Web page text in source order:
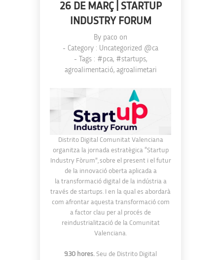
26 DE MARÇ | STARTUP
INDUSTRY FORUM
By paco on
- Category : Uncategorized @ca
- Tags : #pca, #startups,
agroalimentació, agroalimetari
Distrito Digital Comunitat Valenciana
organitza la jornada estratègica “Startup
Industry Fòrum”, sobre el present i el futur
de la innovació oberta aplicada a
la transformació digital de la indústria a
través de startups. I en la qual es abordarà
com afrontar aquesta transformació com
a factor clau per al procés de
reindustrialització de la Comunitat
Valenciana.
9.30 hores. Seu de Distrito Digital